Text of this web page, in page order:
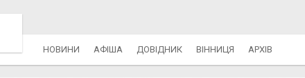
НОВИНИ АФІША ДОВІДНИК ВІННИЦЯ АРХІВ